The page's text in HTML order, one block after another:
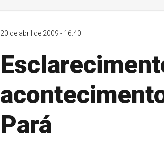
20 de abril de 2009 - 16:40
Pará